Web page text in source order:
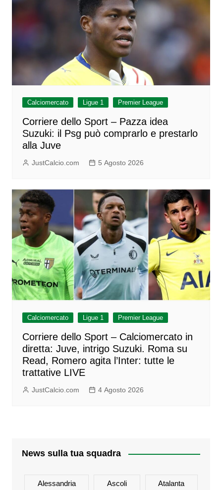
Calciomercato Ligue 1 Premier League
Corriere dello Sport – Pazza idea
Suzuki: il Psg può comprarlo e prestarlo
alla Juve
JustCalcio.com 5 Agosto 2026
Calciomercato Ligue 1 Premier League
Corriere dello Sport – Calciomercato in
diretta: Juve, intrigo Suzuki. Roma su
Read, Romero agita l’Inter: tutte le
trattative LIVE
JustCalcio.com 4 Agosto 2026
News sulla tua squadra
Alessandria Ascoli Atalanta